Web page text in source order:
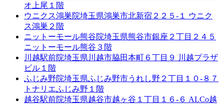
オ上尾１階
ウニクス鴻巣院埼玉県鴻巣市北新宿２２５-１ ウニク
ス鴻巣２階
ニットーモール熊谷院埼玉県熊谷市銀座２丁目２４５
ニットーモール熊谷３階
川越駅前院埼玉県川越市脇田本町６丁目９ 川越プラザ
ビル１階
ふじみ野院埼玉県ふじみ野市うれし野２丁目１０-８７
トナリエふじみ野１階
越谷駅前院埼玉県越谷市越ヶ谷１丁目１６-６ ALCo越